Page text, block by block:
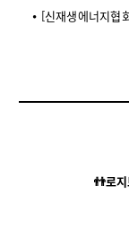
⦁ [신재생에너지협
👬로